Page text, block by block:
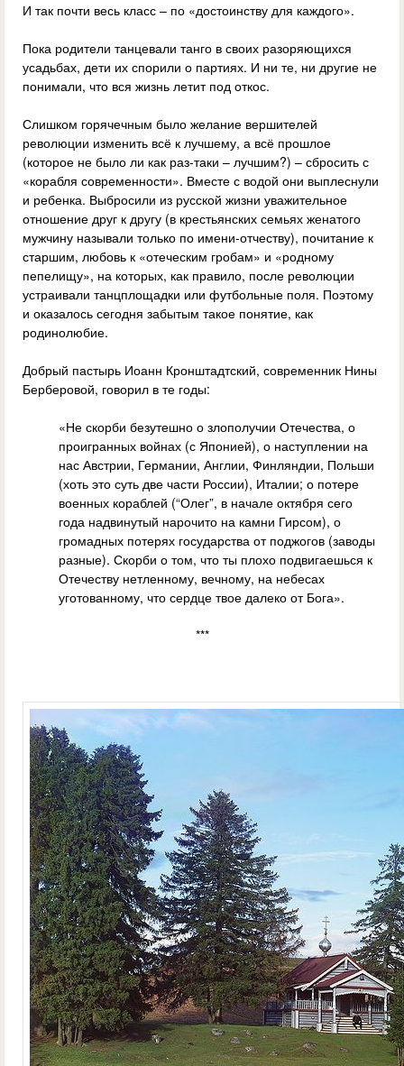
И так почти весь класс – по «достоинству для каждого».
Пока родители танцевали танго в своих разоряющихся
усадьбах, дети их спорили о партиях. И ни те, ни другие не
понимали, что вся жизнь летит под откос.
Слишком горячечным было желание вершителей
революции изменить всё к лучшему, а всё прошлое
(которое не было ли как раз-таки – лучшим?) – сбросить с
«корабля современности». Вместе с водой они выплеснули
и ребенка. Выбросили из русской жизни уважительное
отношение друг к другу (в крестьянских семьях женатого
мужчину называли только по имени-отчеству), почитание к
старшим, любовь к «отеческим гробам» и «родному
пепелищу», на которых, как правило, после революции
устраивали танцплощадки или футбольные поля. Поэтому
и оказалось сегодня забытым такое понятие, как
родинолюбие.
Добрый пастырь Иоанн Кронштадтский, современник Нины
Берберовой, говорил в те годы:
«Не скорби безутешно о злополучии Отечества, о
проигранных войнах (с Японией), о наступлении на
нас Австрии, Германии, Англии, Финляндии, Польши
(хоть это суть две части России), Италии; о потере
военных кораблей (“Олег”, в начале октября сего
года надвинутый нарочито на камни Гирсом), о
громадных потерях государства от поджогов (заводы
разные). Скорби о том, что ты плохо подвигаешься к
Отечеству нетленному, вечному, на небесах
уготованному, что сердце твое далеко от Бога».
***